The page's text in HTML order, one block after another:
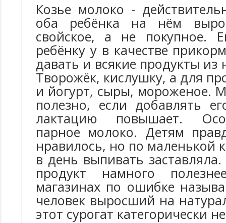
Козье молоко -
оба ребёнка на нём
свойское, а не покупное.
ребёнку у в качестве
давать и всякие продукты из
Творожёк, кислушку, а для
и йогурт, сыры, мороженое.
полезно, если добавлять
лактацию повышает.
парное молоко. Детям
нравилось, но по маленькой
в день выпивать
продукт намного
магазинах по ошибке
человек выросший на
этот сурогат категорически